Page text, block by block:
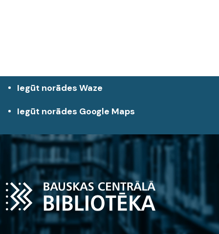
Iegūt norādes Waze
Iegūt norādes Google Maps